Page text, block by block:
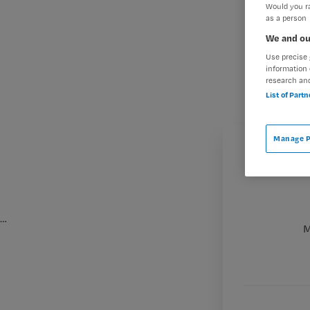
…
Would you
as a person
We and
Use
information
research
List of
Manage